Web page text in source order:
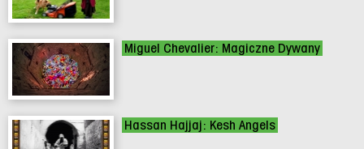
Miguel Chevalier: Magiczne Dywany
Hassan Hajjaj: Kesh Angels